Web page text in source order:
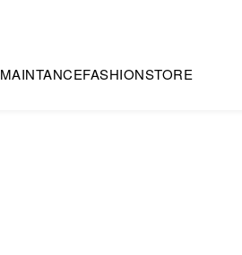
MAINTANCEFASHIONSTORE